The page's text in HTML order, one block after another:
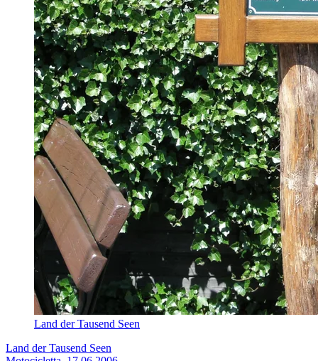
Land der Tausend Seen
Land der Tausend Seen